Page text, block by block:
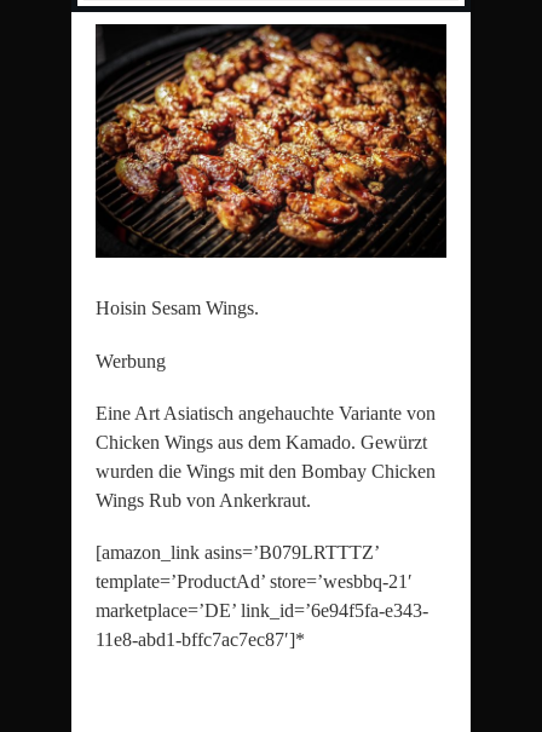
Hoisin Sesam Wings.
Werbung
Eine Art Asiatisch angehauchte Variante von
Chicken Wings aus dem Kamado. Gewürzt
wurden die Wings mit den Bombay Chicken
Wings Rub von Ankerkraut.
[amazon_link asins=’B079LRTTTZ’
template=’ProductAd’ store=’wesbbq-21′
marketplace=’DE’ link_id=’6e94f5fa-e343-
11e8-abd1-bffc7ac7ec87′]*